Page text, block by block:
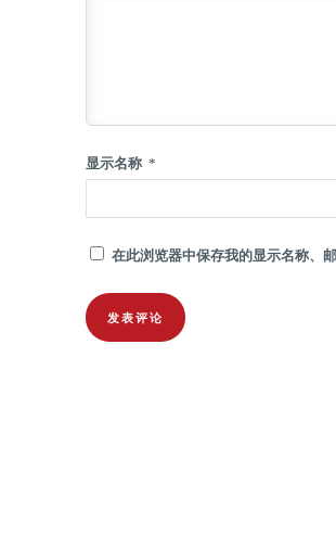
显示名称 *
在此浏览器中保存我的显示名称、